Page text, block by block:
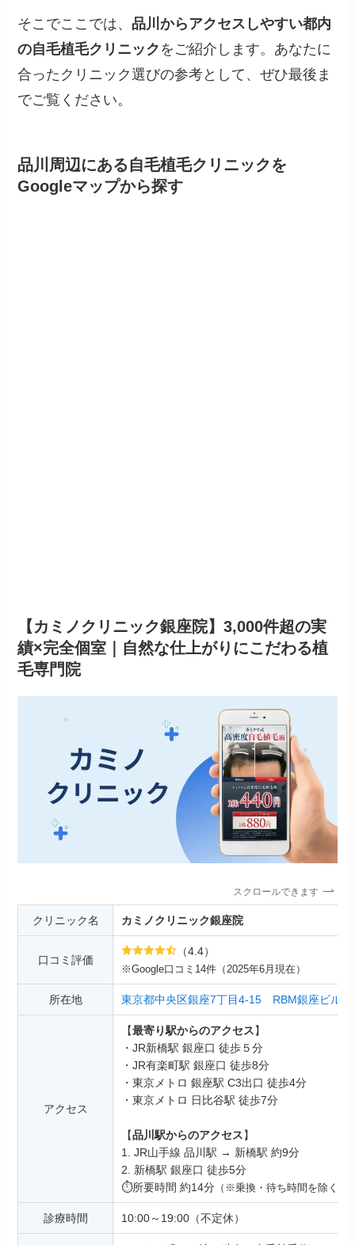
そこでここでは、 品川からアクセスしやすい都内
の自毛植毛クリニック をご紹介します。あなたに
合ったクリニック選びの参考として、ぜひ最後ま
でご覧ください。
品川周辺にある自毛植毛クリニックを
Googleマップから探す
【カミノクリニック銀座院】3,000件超の実
績×完全個室｜自然な仕上がりにこだわる植
毛専門院
スクロールできます
クリニック名 カミノクリニック銀座院
口コミ評価
（4.4）
※Google口コミ14件（2025年6月現在）
所在地 東京都中央区銀座7丁目4-15 RBM銀座ビル 2
アクセス
【最寄り駅からのアクセス】
・JR新橋駅 銀座口 徒歩５分
・JR有楽町駅 銀座口 徒歩8分
・東京メトロ 銀座駅 C3出口 徒歩4分
・東京メトロ 日比谷駅 徒歩7分
【品川駅からのアクセス】
1. JR山手線 品川駅 → 新橋駅 約9分
2. 新橋駅 銀座口 徒歩5分
⏱️所要時間 約14分 （※乗換・待ち時間を除く）
診療時間 10:00～19:00（不定休）